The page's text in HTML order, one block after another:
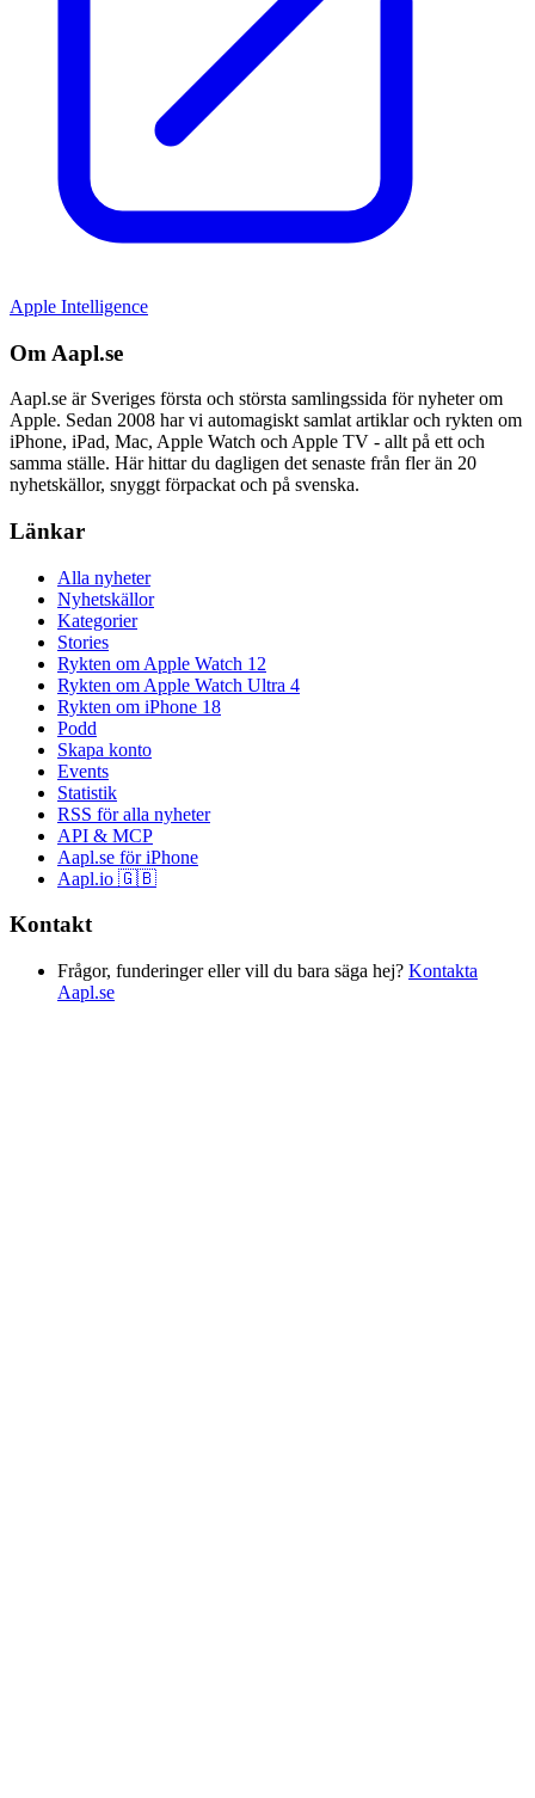
Apple Intelligence
Om Aapl.se
Aapl.se är Sveriges första och största samlingssida för nyheter om
Apple. Sedan 2008 har vi automagiskt samlat artiklar och rykten om
iPhone, iPad, Mac, Apple Watch och Apple TV - allt på ett och
samma ställe. Här hittar du dagligen det senaste från fler än 20
nyhetskällor, snyggt förpackat och på svenska.
Länkar
Alla nyheter
Nyhetskällor
Kategorier
Stories
Rykten om Apple Watch 12
Rykten om Apple Watch Ultra 4
Rykten om iPhone 18
Podd
Skapa konto
Events
Statistik
RSS för alla nyheter
API & MCP
Aapl.se för iPhone
Aapl.io 🇬🇧
Kontakt
Frågor, funderinger eller vill du bara säga hej? Kontakta
Aapl.se